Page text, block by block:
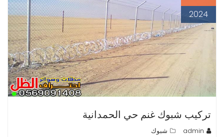
2024
تركيب شبوك غنم حي الحمدانية
admin
شبوك